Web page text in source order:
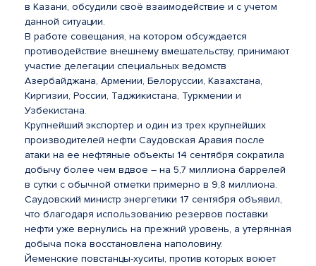
в Казани, обсудили своё взаимодействие и с учетом
данной ситуации.
В работе совещания, на котором обсуждается
противодействие внешнему вмешательству, принимают
участие делегации специальных ведомств
Азербайджана, Армении, Белоруссии, Казахстана,
Киргизии, России, Таджикистана, Туркмении и
Узбекистана.
Крупнейший экспортер и один из трех крупнейших
производителей нефти Саудовская Аравия после
атаки на ее нефтяные объекты 14 сентября сократила
добычу более чем вдвое – на 5,7 миллиона баррелей
в сутки с обычной отметки примерно в 9,8 миллиона.
Саудовский министр энергетики 17 сентября объявил,
что благодаря использованию резервов поставки
нефти уже вернулись на прежний уровень, а утерянная
добыча пока восстановлена наполовину.
Йеменские повстанцы-хуситы, против которых воюет